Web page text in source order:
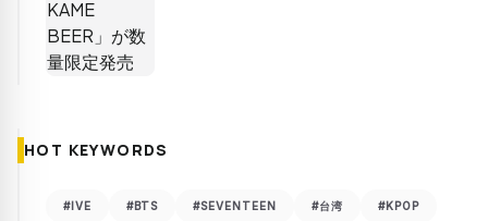
HOT KEYWORDS
#IVE #BTS #SEVENTEEN #台湾 #KPOP